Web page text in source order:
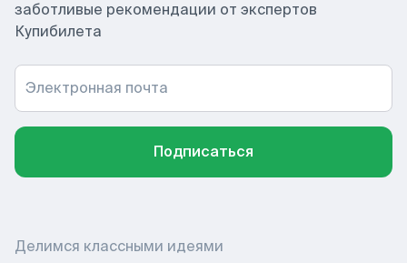
заботливые рекомендации от экспертов
Купибилета
Электронная почта
Подписаться
Делимся классными идеями